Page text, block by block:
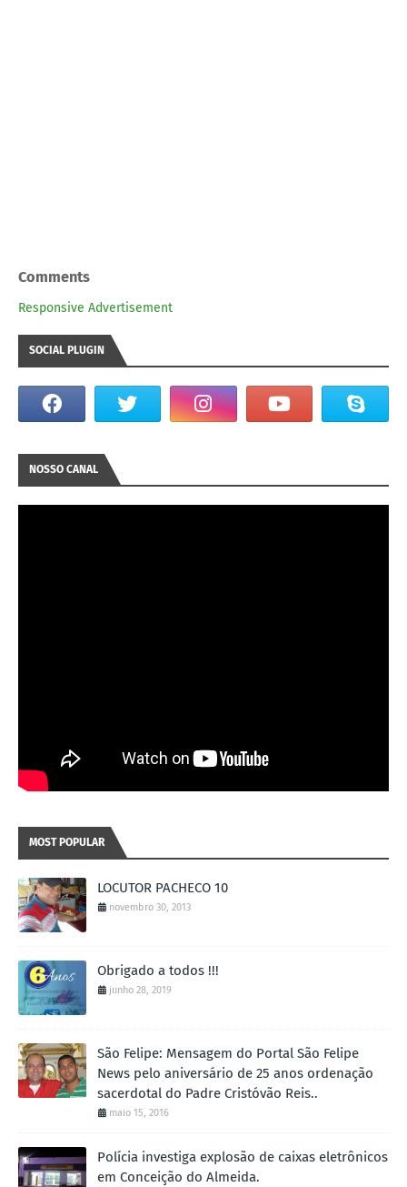
Comments
Responsive Advertisement
SOCIAL PLUGIN
NOSSO CANAL
MOST POPULAR
LOCUTOR PACHECO 10
novembro 30, 2013
Obrigado a todos !!!
junho 28, 2019
São Felipe: Mensagem do Portal São Felipe
News pelo aniversário de 25 anos ordenação
sacerdotal do Padre Cristóvão Reis..
maio 15, 2016
Polícia investiga explosão de caixas eletrônicos
em Conceição do Almeida.